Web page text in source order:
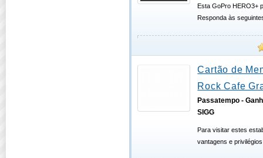
Esta GoPro HERO3+
Responda às
Cartão de
Rock Cafe
Passatempo -
SIGG
Para visitar estes
vantagens e